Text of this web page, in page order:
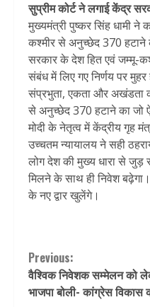
सुप्रीम कोर्ट ने लगाई केंद्र
मुख्यमंत्री पुष्कर सिंह धामी ने
कश्मीर से अनुच्छेद 370 हटाने
सरकार के देश हित एवं जम्मू-
संबंध में लिए गए निर्णय पर
संप्रभुता, एकता और अखंडता
से अनुच्छेद 370 हटाने का जो
मोदी के नेतृत्व में केंद्रीय गृह
उच्चतम न्यायालय ने सही
लोग देश की मुख्य धारा से जुड़
मिलने के साथ ही निवेश
के नए द्वार खुलेंगे।
Continue
Reading
Previous:
वैश्विक निवेशक सम्मेलन को
भाजपा बोली- कांग्रेस विकास